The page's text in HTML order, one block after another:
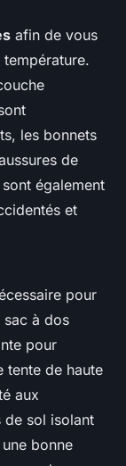
afin de vous
les bonnets
de
également
et
pour
sac à dos
pour
tente de haute
aux
de sol isolant
bonne